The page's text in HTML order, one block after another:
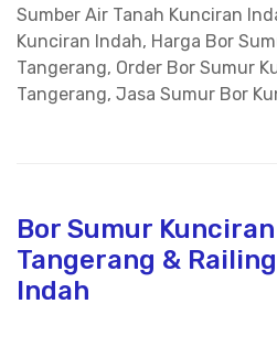
Sumber Air Tanah Kunciran
Kunciran Indah, Harga Bor
Tangerang, Order Bor Sumur
Tangerang, Jasa Sumur Bor
Bor Sumur
Tangerang &
Indah